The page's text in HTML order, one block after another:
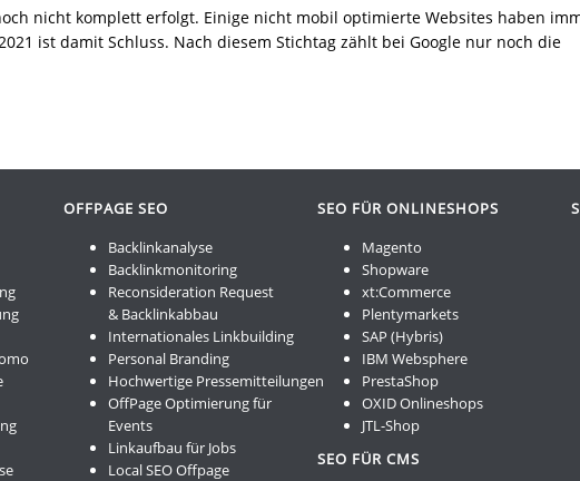
nicht komplett erfolgt. Einige nicht mobil optimierte Websites haben
ist damit Schluss. Nach diesem Stichtag zählt bei Google nur noch die
OFFPAGE SEO
Backlinkanalyse
Backlinkmonitoring
Reconsideration Request
& Backlinkabbau
Internationales Linkbuilding
Personal Branding
Hochwertige Pressemitteilungen
OffPage Optimierung für
Events
Linkaufbau für Jobs
Local SEO Offpage
SEO FÜR ONLINESHOPS
Magento
Shopware
xt:Commerce
Plentymarkets
SAP (Hybris)
IBM Websphere
PrestaShop
OXID Onlineshops
JTL-Shop
SEO FÜR CMS